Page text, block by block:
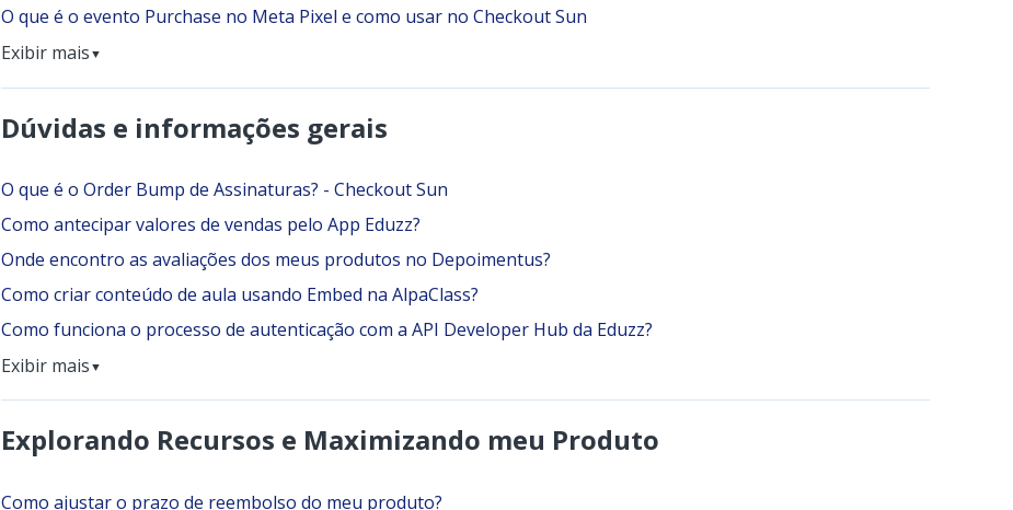
O que é o evento Purchase no Meta Pixel e como usar no Checkout Sun
Exibir mais ▼
Dúvidas e informações gerais
O que é o Order Bump de Assinaturas? - Checkout Sun
Como antecipar valores de vendas pelo App Eduzz?
Onde encontro as avaliações dos meus produtos no Depoimentus?
Como criar conteúdo de aula usando Embed na AlpaClass?
Como funciona o processo de autenticação com a API Developer Hub da Eduzz?
Exibir mais ▼
Explorando Recursos e Maximizando meu Produto
Como ajustar o prazo de reembolso do meu produto?